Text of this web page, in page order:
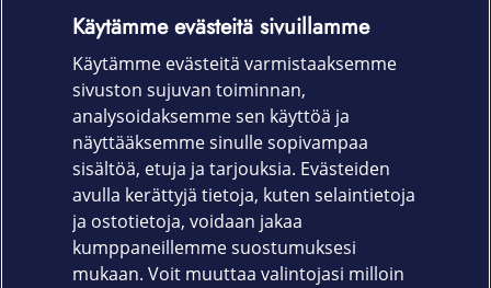
Elisa on käsiteltävien henkilötietojen osalta
tietosuojalainsäädännössä tarkoitettu henkilötietojen
rekisterinpitäjä. Elisalla on oikeus käyttää palveluiden
tuottamisessa ja henkilötietojen käsittelyssä myös
alihankkijoita.
Lisätietoja:Elisan tietosuojaperiaatteetjaElisan yleiset
sopimusehdot.
Käytämme evästeitä sivuillamme
Käytämme evästeitä varmistaaksemme
sivuston sujuvan toiminnan,
analysoidaksemme sen käyttöä ja
näyttääksemme sinulle sopivampaa
sisältöä, etuja ja tarjouksia. Evästeiden
avulla kerättyjä tietoja, kuten selaintietoja
ja ostotietoja, voidaan jakaa
kumppaneillemme suostumuksesi
mukaan. Voit muuttaa valintojasi milloin